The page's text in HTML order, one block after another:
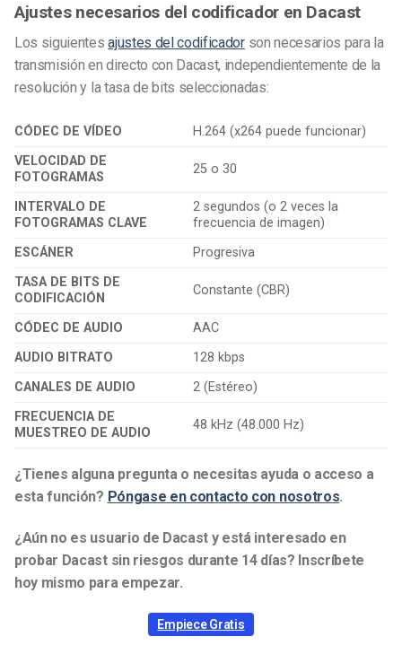
Ajustes necesarios del codificador en Dacast
Los siguientesajustes del codificadorson necesarios para la
transmisión en directo con Dacast, independientemente de la
resolución y la tasa de bits seleccionadas:
CÓDEC DE VÍDEO
H.264 (x264 puede funcionar)
VELOCIDAD DE
FOTOGRAMAS
25 o 30
INTERVALO DE
FOTOGRAMAS CLAVE
2 segundos (o 2 veces la
frecuencia de imagen)
ESCÁNER
Progresiva
TASA DE BITS DE
CODIFICACIÓN
Constante (CBR)
CÓDEC DE AUDIO
AAC
AUDIO BITRATO
128 kbps
CANALES DE AUDIO
2 (Estéreo)
FRECUENCIA DE
MUESTREO DE AUDIO
48 kHz (48.000 Hz)
¿Tienes alguna pregunta o necesitas ayuda o acceso a
esta función? Póngase en contacto con nosotros.
¿Aún no es usuario de Dacast y está interesado en
probar Dacast sin riesgos durante 14 días? Inscríbete
hoy mismo para empezar.
Empiece Gratis